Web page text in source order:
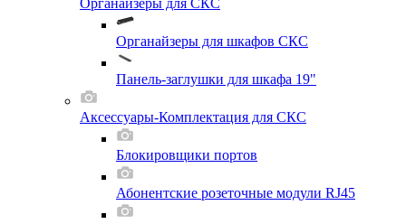
Органайзеры для СКС
Органайзеры для шкафов СКС
Панель-заглушки для шкафа 19"
Аксессуары-Комплектация для СКС
Блокировщики портов
Абонентские розеточные модули RJ45